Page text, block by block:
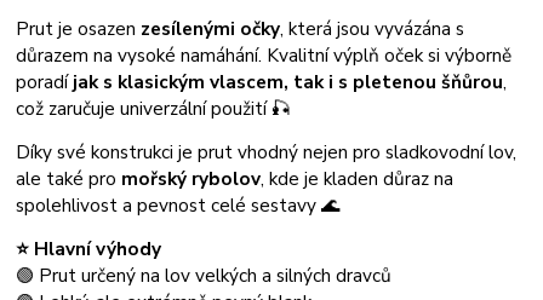
Prut je osazen zesílenými očky, která jsou vyvázána s
důrazem na vysoké namáhání. Kvalitní výplň oček si výborně
poradíjak s klasickým vlascem, tak i s pletenou šňůrou,
což zaručuje univerzální použití 🎣
Díky své konstrukci je prut vhodný nejen pro sladkovodní lov,
ale také pro mořský rybolov, kde je kladen důraz na
spolehlivost a pevnost celé sestavy 🌊
⭐ Hlavní výhody
🟢 Prut určený na lov velkých a silných dravců